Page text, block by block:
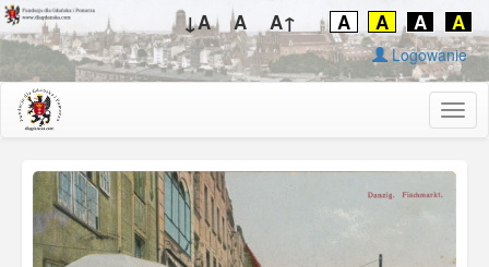
↓A A A↑ A A A A
Logowanie